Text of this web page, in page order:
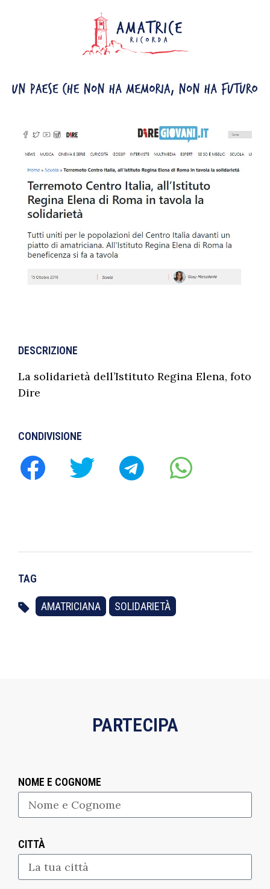
DESCRIZIONE
La solidarietà dell’Istituto Regina Elena, foto
Dire
CONDIVISIONE
TAG
AMATRICIANA SOLIDARIETÀ
PARTECIPA
NOME E COGNOME
CITTÀ